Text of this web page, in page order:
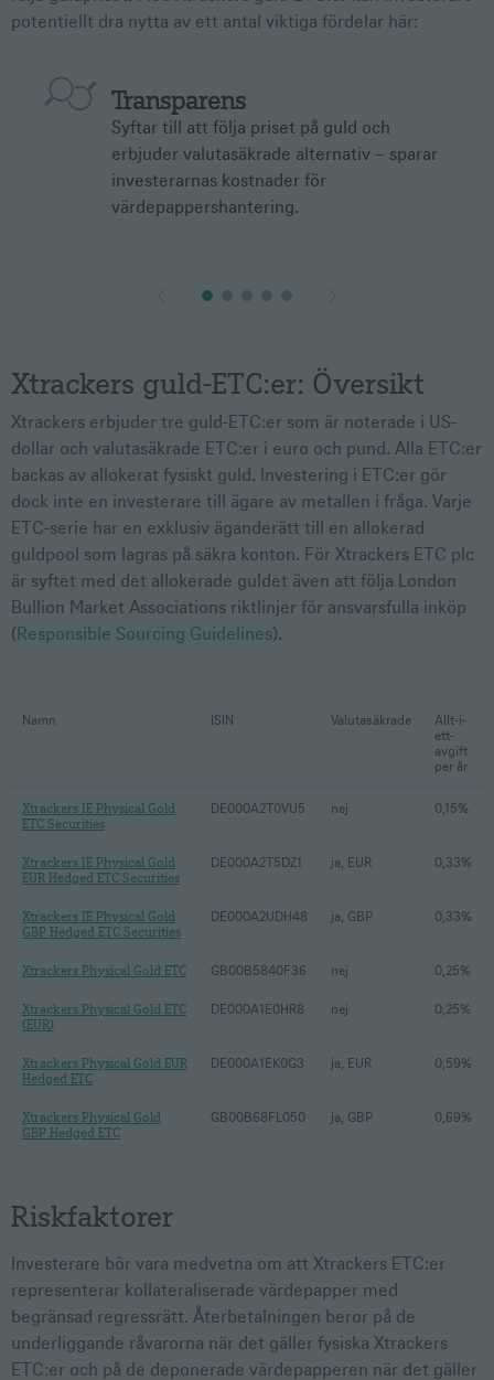
potentiellt dra nytta av ett antal viktiga fördelar här:
Transparens
Syftar till att följa priset på guld och
erbjuder valutasäkrade alternativ – sparar
investerarnas kostnader för
värdepappershantering.
Xtrackers guld-ETC:er: Översikt
Xtrackers erbjuder tre guld-ETC:er som är noterade i US-
dollar och valutasäkrade ETC:er i euro och pund. Alla ETC:er
backas av allokerat fysiskt guld. Investering i ETC:er gör
dock inte en investerare till ägare av metallen i fråga. Varje
ETC-serie har en exklusiv äganderätt till en allokerad
guldpool som lagras på säkra konton. För Xtrackers ETC plc
är syftet med det allokerade guldet även att följa London
Bullion Market Associations riktlinjer för ansvarsfulla inköp
( Responsible Sourcing Guidelines).
Namn ISIN Valutasäkrade
Allt-i-
ett-
avgift
per år
Xtrackers IE Physical Gold
ETC Securities
DE000A2T0VU5 nej 0,15%
Xtrackers IE Physical Gold
EUR Hedged ETC Securities
DE000A2T5DZ1 ja, EUR 0,33%
Xtrackers IE Physical Gold
GBP Hedged ETC Securities
DE000A2UDH48 ja, GBP 0,33%
Xtrackers Physical Gold ETC GB00B5840F36 nej 0,25%
Xtrackers Physical Gold ETC
(EUR)
DE000A1E0HR8 nej 0,25%
Xtrackers Physical Gold EUR
Hedged ETC
DE000A1EK0G3 ja, EUR 0,59%
Xtrackers Physical Gold
GBP Hedged ETC
GB00B68FL050 ja, GBP 0,69%
Riskfaktorer
Investerare bör vara medvetna om att Xtrackers ETC:er
representerar kollateraliserade värdepapper med
begränsad regressrätt. Återbetalningen beror på de
underliggande råvarorna när det gäller fysiska Xtrackers
ETC:er och på de deponerade värdepapperen när det gäller